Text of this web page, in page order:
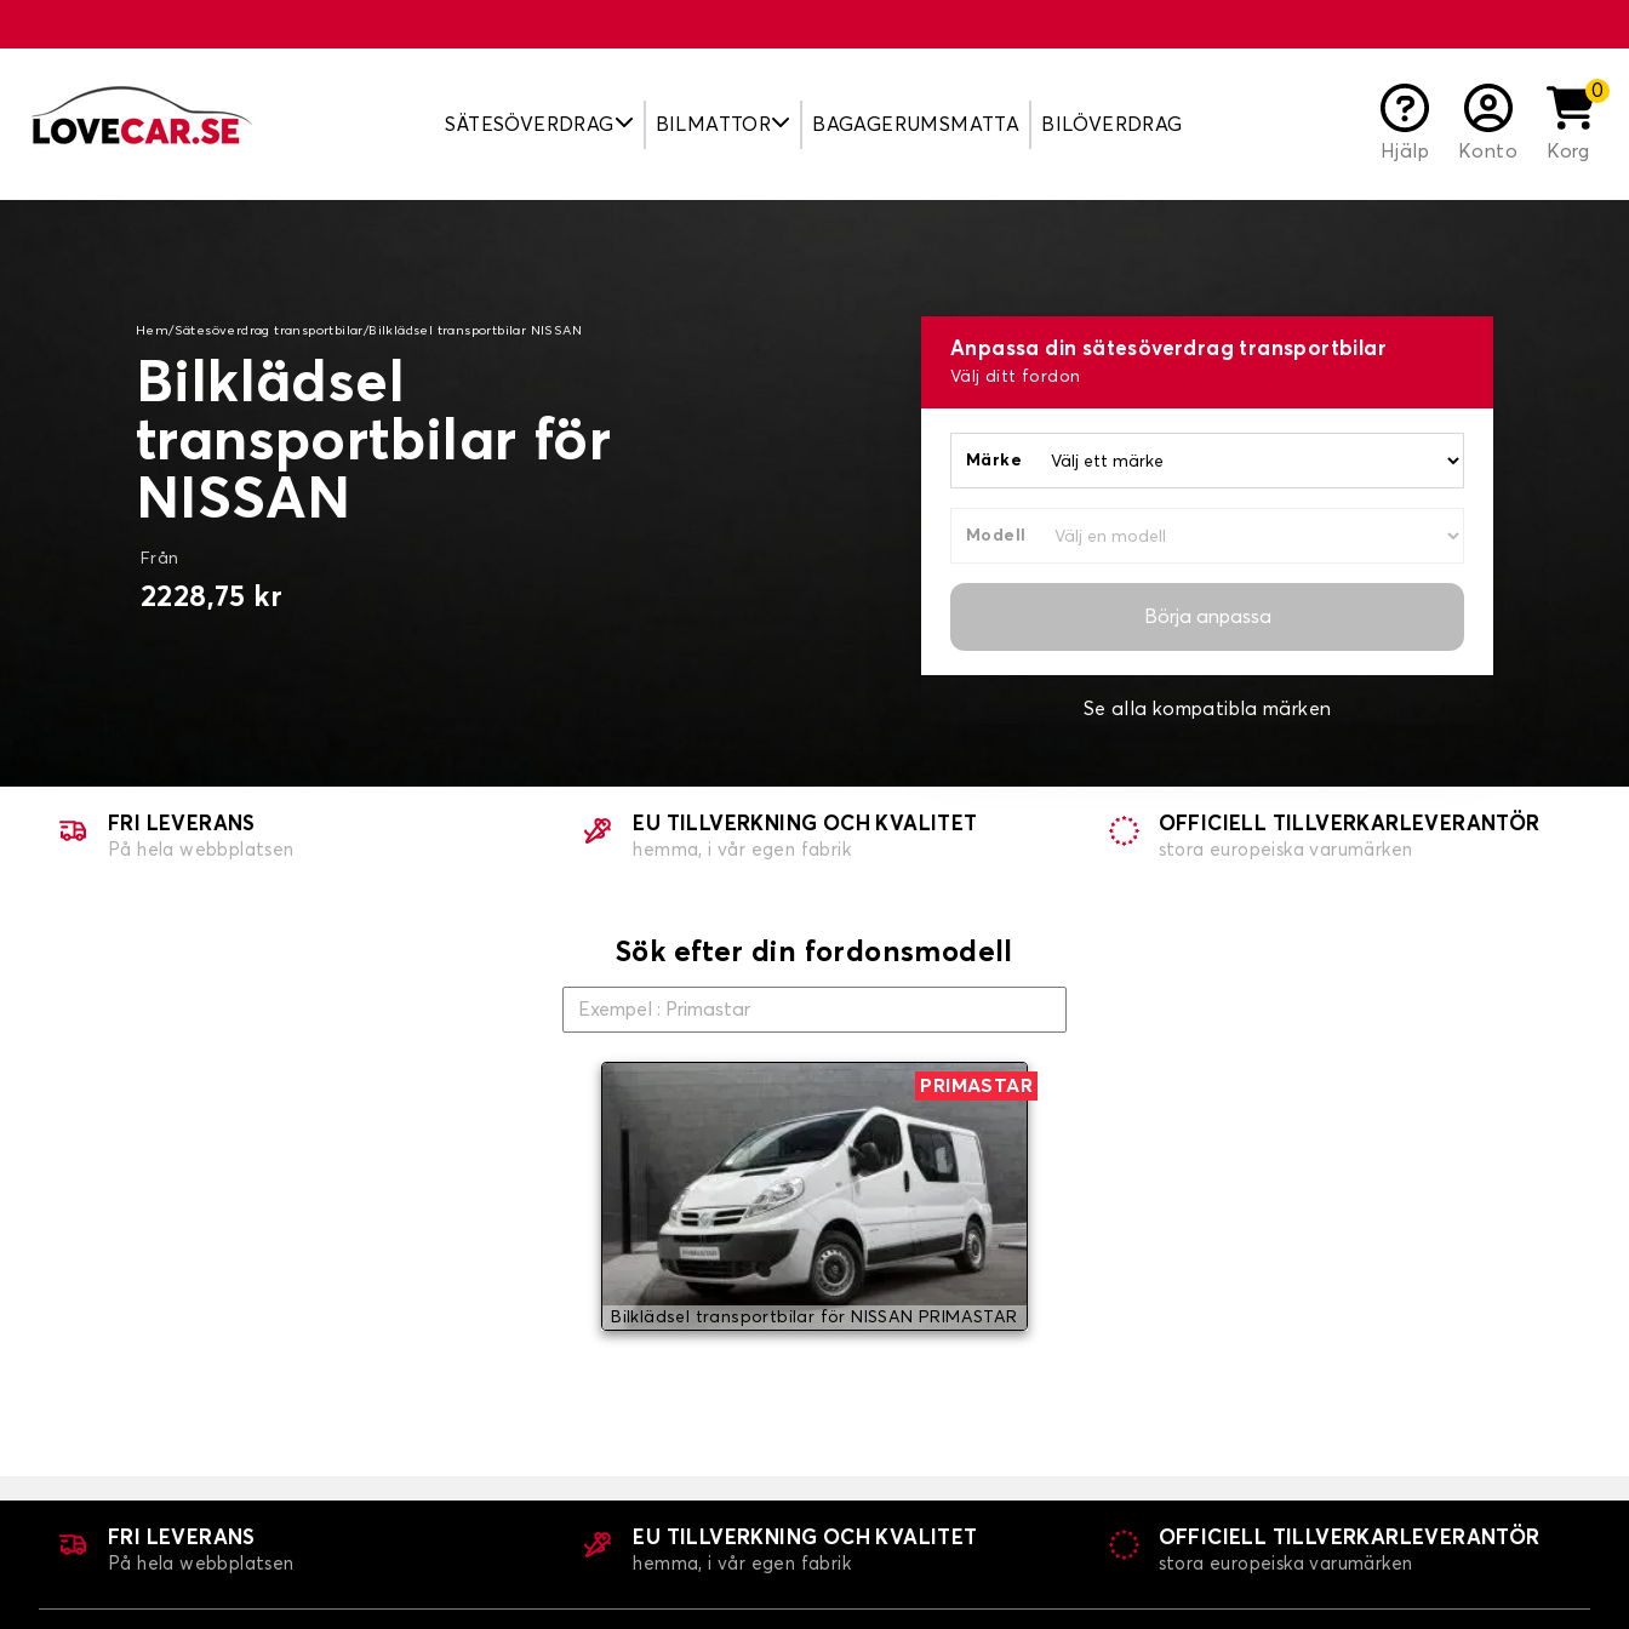
SÄTESÖVERDRAG BILMATTOR BAGAGERUMSMATTA
BILÖVERDRAG
Hjälp
Konto
0
Korg
Hem/Sätesöverdrag transportbilar/ Bilklädsel transportbilar NISSAN
Bilklädsel
transportbilar för
NISSAN
Från
2228,75 kr
Anpassa din sätesöverdrag transportbilar
Välj ditt fordon
Märke
Modell
Börja anpassa
Se alla kompatibla märken
FRI LEVERANS
På hela webbplatsen
EU TILLVERKNING OCH KVALITET
hemma, i vår egen fabrik
OFFICIELL TILLVERKARLEVERANTÖR
stora europeiska varumärken
Sök efter din fordonsmodell
PRIMASTAR
Bilklädsel transportbilar för NISSAN PRIMASTAR
FRI LEVERANS
På hela webbplatsen
EU TILLVERKNING OCH KVALITET
hemma, i vår egen fabrik
OFFICIELL TILLVERKARLEVERANTÖR
stora europeiska varumärken